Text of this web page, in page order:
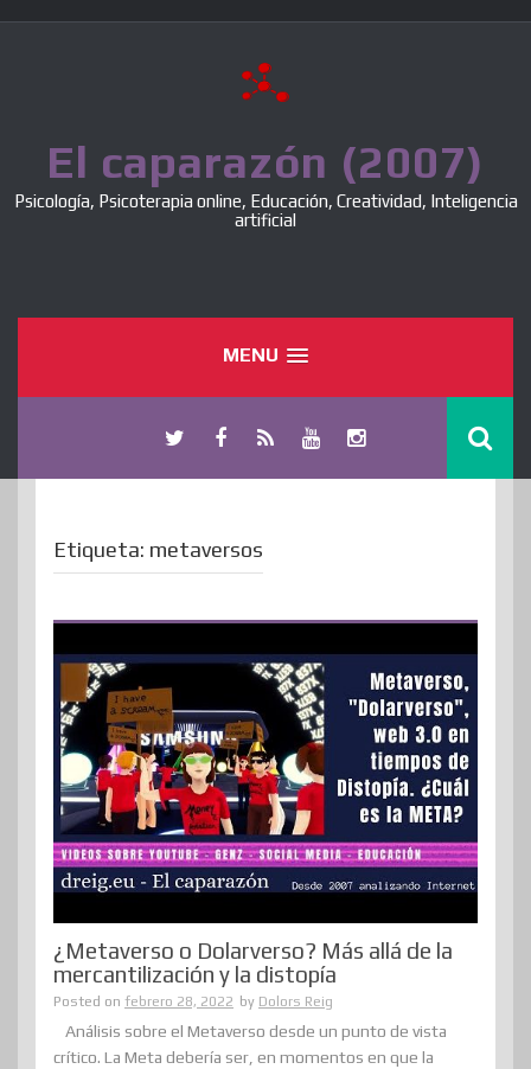
El caparazón (2007)
Psicología, Psicoterapia online, Educación, Creatividad, Inteligencia
artificial
MENU
Etiqueta: metaversos
¿Metaverso o Dolarverso? Más allá de la
mercantilización y la distopía
Posted on febrero 28, 2022 by Dolors Reig
Análisis sobre el Metaverso desde un punto de vista
crítico. La Meta debería ser, en momentos en que la